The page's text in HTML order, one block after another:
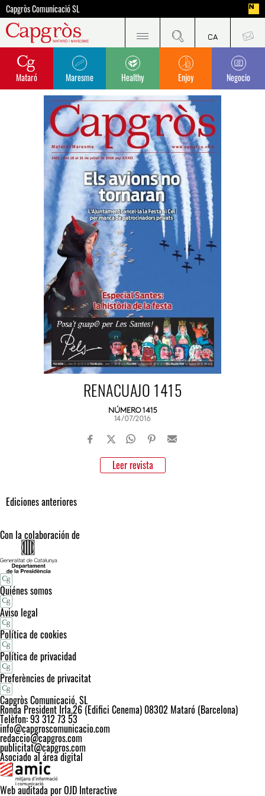
Capgròs Comunicació SL
Mataró Maresme Healthy Enjoy Negocio
RENACUAJO 1415
NÚMERO 1415
14/07/2016
Leer revista
Ediciones anteriores
Con la colaboración de
Quiénes somos
Aviso legal
Política de cookies
Política de privacidad
Preferències de privacitat
Capgròs Comunicació, SL
Ronda President Irla,26 (Edifici Cenema) 08302 Mataró (Barcelona)
Telèfon: 93 312 73 53
info@capgroscomunicacio.com
redaccio@capgros.com
publicitat@capgros.com
Asociado al área digital
Web auditada por OJD Interactive